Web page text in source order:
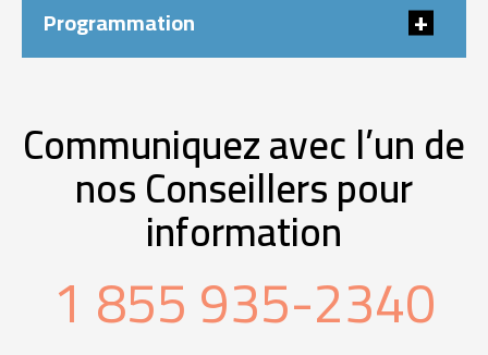
Programmation
Communiquez avec l’un de
nos Conseillers pour
information
1 855 935-2340